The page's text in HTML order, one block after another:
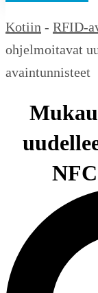
Kotiin - RFID-
ohjelmoitavat
avaintunnisteet